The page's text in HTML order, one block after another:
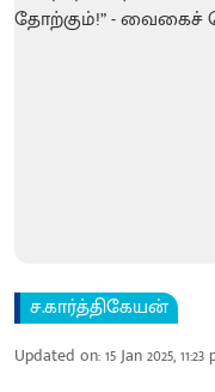
ச.கார்த்திகேயன்
Updated on:15 Jan 2025, 11:23